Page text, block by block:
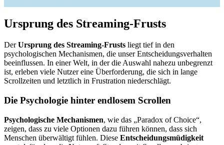
Ursprung des Streaming-Frusts
DerUrsprung des Streaming-Frusts liegt tief in den
psychologischen Mechanismen, die unser Entscheidungsverhalten
beeinflussen. In einer Welt, in der die Auswahl nahezu unbegrenzt
ist, erleben viele Nutzer eine Überforderung, die sich in lange
Scrollzeiten und letztlich in Frustration niederschlägt.
Die Psychologie hinter endlosem Scrollen
Psychologische Mechanismen, wie das „Paradox of Choice“,
zeigen, dass zu viele Optionen dazu führen können, dass sich
Menschen überwältigt fühlen. Diese Entscheidungsmüdigkeit